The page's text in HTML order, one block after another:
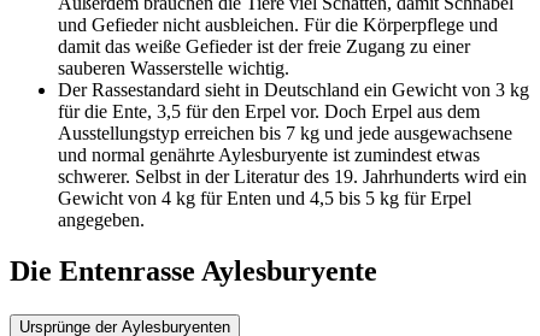
und Gefieder nicht ausbleichen. Für die Körperpflege und
damit das weiße Gefieder ist der freie Zugang zu einer
sauberen Wasserstelle wichtig.
Der Rassestandard sieht in Deutschland ein Gewicht von 3 kg
für die Ente, 3,5 für den Erpel vor. Doch Erpel aus dem
Ausstellungstyp erreichen bis 7 kg und jede ausgewachsene
und normal genährte Aylesburyente ist zumindest etwas
schwerer. Selbst in der Literatur des 19. Jahrhunderts wird ein
Gewicht von 4 kg für Enten und 4,5 bis 5 kg für Erpel
angegeben.
Die Entenrasse Aylesburyente
Ursprünge der Aylesburyenten